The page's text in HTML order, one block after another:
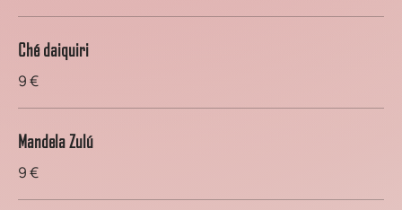
Ché daiquiri
9 €
Mandela Zulú
9 €